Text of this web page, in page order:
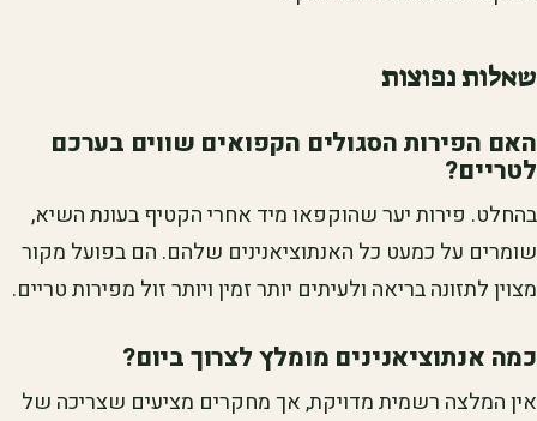
שאלות נפוצות
האם הפירות הסגולים הקפואים שווים בערכם
לטריים?
בהחלט. פירות יער שהוקפאו מיד אחרי הקטיף בעונת השיא,
שומרים על כמעט כל האנתוציאנינים שלהם. הם בפועל מקור
מצוין לתזונה בריאה ולעיתים יותר זמין ויותר זול מפירות טריים.
כמה אנתוציאנינים מומלץ לצרוך ביום?
אין המלצה רשמית מדויקת, אך מחקרים מציעים שצריכה של